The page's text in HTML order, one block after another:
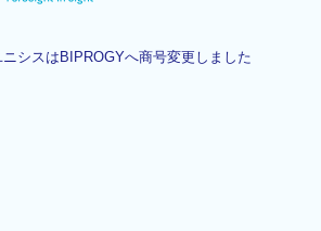
シスはBIPROGYへ商号変更しました